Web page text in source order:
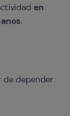
en
.
de depender